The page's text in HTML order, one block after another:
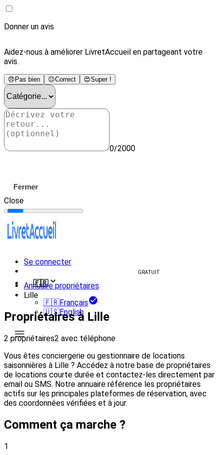
Donner un avis
Aidez-nous à améliorer LivretAccueil en partageant votre
avis.
😞 Pas bien 😐Correct 😍Super !
0/2000
Fermer
Close
Se connecter
GRATUIT
🇫🇷
🇫🇷Français
🇺🇸English
Annuaire propriétaires
Lille
Propriétaires à Lille
2 propriétaires2 avec téléphone
Vous êtes conciergerie ou gestionnaire de locations
saisonnières à Lille ? Accédez à notre base de propriétaires
de locations courte durée et contactez-les directement par
email ou SMS. Notre annuaire référence les propriétaires
actifs sur les principales plateformes de réservation, avec
des coordonnées vérifiées et à jour.
Comment ça marche ?
1